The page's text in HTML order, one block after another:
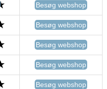
Besøg webshop
Besøg webshop
Besøg webshop
Besøg webshop
Besøg webshop